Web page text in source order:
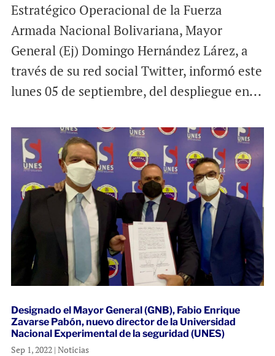
Estratégico Operacional de la Fuerza
Armada Nacional Bolivariana, Mayor
General (Ej) Domingo Hernández Lárez, a
través de su red social Twitter, informó este
lunes 05 de septiembre, del despliegue en...
Designado el Mayor General (GNB), Fabio Enrique
Zavarse Pabón, nuevo director de la Universidad
Nacional Experimental de la seguridad (UNES)
Sep 1, 2022| Noticias